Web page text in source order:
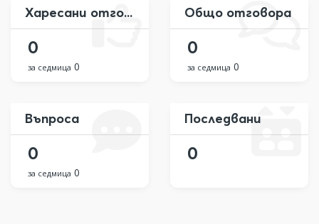
Харесани отговора
0
за седмица 0
Общо отговора
0
за седмица 0
Въпроса
0
за седмица 0
Последвани
0